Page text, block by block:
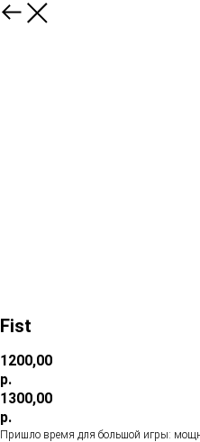
Fist
1200,00
р.
1300,00
р.
Пришло время для большой игры: